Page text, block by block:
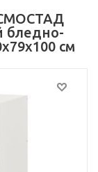
СМОСТАД
бледно-
см